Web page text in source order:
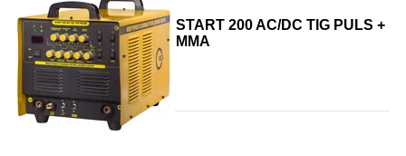
START 200 AC/DC TIG PULS +
MMA